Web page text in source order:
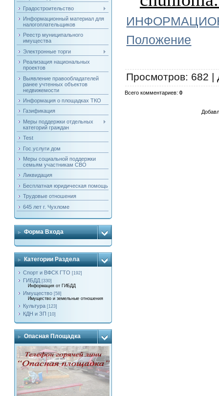
Градостроительство
Информационный материал для
налогоплательщиков
Реестр муниципального
имущества
Электронные торги
Реализация национальных
проектов
Выявление правообладателей
ранее учтенных объектов
недвижемости
Информация о площадках ТКО
Газификация
Меры поддержки отдельных
категорий граждан
Test
Гос.услуги дом
Меры социальной поддержки
семьям участникам СВО
Ликвидация
Бесплатная юридическая помощь
Трудовые отношения
645 лет г. Чухломе
Форма Входа
Категории Раздела
Спорт и ВФСК ГТО [192]
ГИБДД [330]
Информация от ГИБДД
Имущество [58]
Имущество и земельные отношения
Культура [123]
КДН и ЗП [10]
Опасная Площадка
Положение
Просмотров: 682 |
Всего комментариев:0